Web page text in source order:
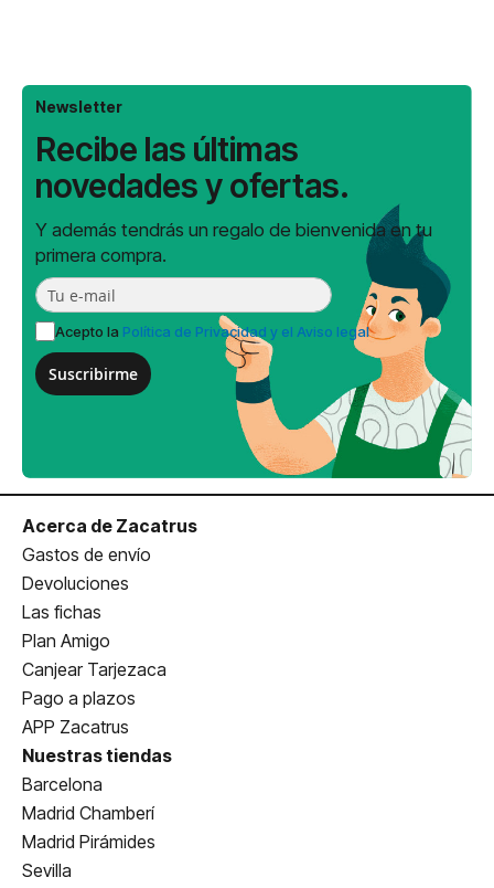
Newsletter
Recibe las últimas
novedades y ofertas.
Y además tendrás un regalo de bienvenida en tu
primera compra.
Acepto la Política de Privacidad y el Aviso legal
Suscribirme
Acerca de Zacatrus
Gastos de envío
Devoluciones
Las fichas
Plan Amigo
Canjear Tarjezaca
Pago a plazos
APP Zacatrus
Nuestras tiendas
Barcelona
Madrid Chamberí
Madrid Pirámides
Sevilla